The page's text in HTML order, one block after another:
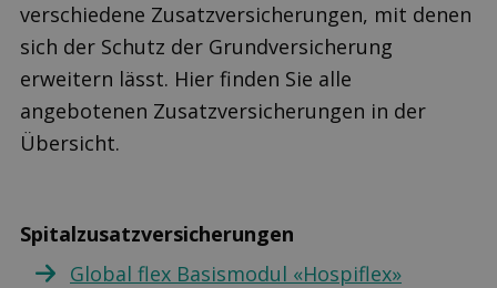
verschiedene Zusatzversicherungen, mit denen
sich der Schutz der Grundversicherung
erweitern lässt. Hier finden Sie alle
angebotenen Zusatzversicherungen in der
Übersicht.
Spitalzusatzversicherungen
Global flex Basismodul «Hospiflex»